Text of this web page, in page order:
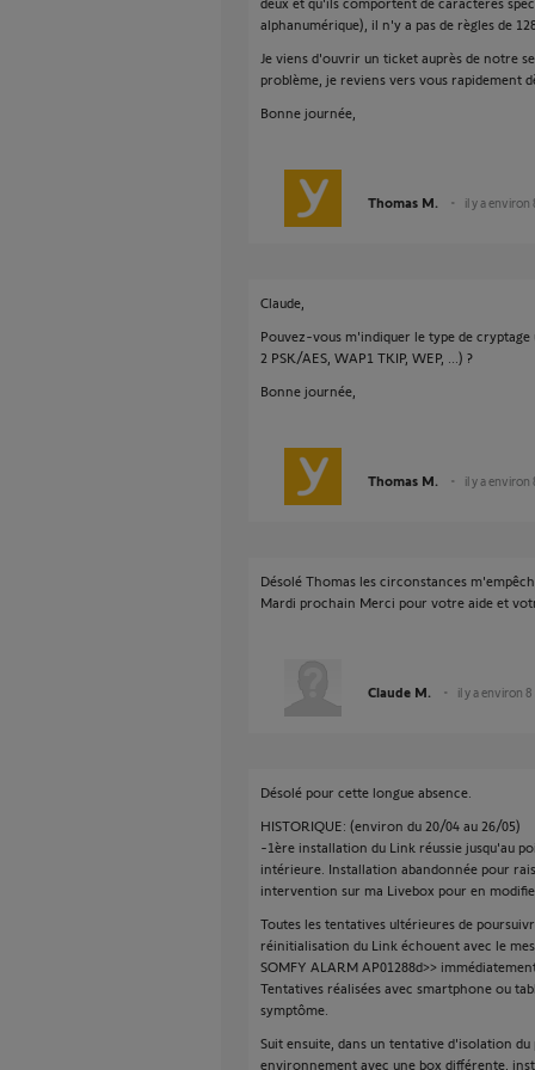
alphanumérique), il n'y a pas de règles de
Je viens d'ouvrir un ticket auprès de notre
problème, je reviens vers vous rapidement
Bonne journée,
Thomas M. il y a environ
Claude,
Pouvez-vous m'indiquer le type de
2 PSK/AES, WAP1 TKIP, WEP, ...) ?
Bonne journée,
Thomas M. il y a environ
Désolé Thomas les circonstances
Mardi prochain Merci pour votre aide et
Claude M. il y a environ 8
Désolé pour cette longue absence.
HISTORIQUE: (environ du 20/04 au 26/05)
-1ère installation du Link réussie jusqu'au
intérieure. Installation abandonnée pour
intervention sur ma Livebox pour en
Toutes les tentatives ultérieures de
réinitialisation du Link échouent avec le
SOMFY ALARM AP01288d>>
Tentatives réalisées avec smartphone ou
symptôme.
Suit ensuite, dans un tentative d'isolation
environnement avec une box différente,